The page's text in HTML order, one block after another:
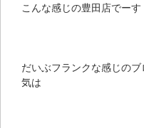
こんな感じの豊田店でーす
だいぶフランクな感じの
気は